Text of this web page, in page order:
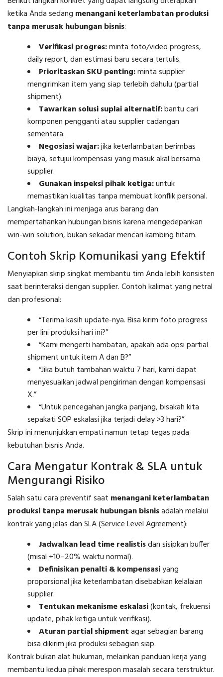
ketika Anda sedang menangani keterlambatan produksi
tanpa merusak hubungan bisnis:
Verifikasi progres:minta foto/video progress,
daily report, dan estimasi baru secara tertulis.
Prioritaskan SKU penting:minta supplier
mengirimkan item yang siap terlebih dahulu (partial
shipment).
Tawarkan solusi suplai alternatif:bantu cari
komponen pengganti atau supplier cadangan
sementara.
Negosiasi wajar:jika keterlambatan berimbas
biaya, setujui kompensasi yang masuk akal bersama
supplier.
Gunakan inspeksi pihak ketiga:untuk
memastikan kualitas tanpa membuat konflik personal.
Langkah-langkah ini menjaga arus barang dan
mempertahankan hubungan bisnis karena mengedepankan
win-win solution, bukan sekadar mencari kambing hitam.
Contoh Skrip Komunikasi yang Efektif
Menyiapkan skrip singkat membantu tim Anda lebih konsisten
saat berinteraksi dengan supplier. Contoh kalimat yang netral
dan profesional:
“Terima kasih update-nya. Bisa kirim foto progress
per lini produksi hari ini?”
“Kami mengerti hambatan, apakah ada opsi partial
shipment untuk item A dan B?”
“Jika butuh tambahan waktu 7 hari, kami dapat
menyesuaikan jadwal pengiriman dengan kompensasi
X.”
“Untuk pencegahan jangka panjang, bisakah kita
sepakati SOP eskalasi jika terjadi delay >3 hari?”
Skrip ini menunjukkan empati namun tetap tegas pada
kebutuhan bisnis Anda.
Cara Mengatur Kontrak & SLA untuk
Mengurangi Risiko
Salah satu cara preventif saat menangani keterlambatan
produksi tanpa merusak hubungan bisnisadalah melalui
kontrak yang jelas dan SLA (Service Level Agreement):
Jadwalkan lead time realistisdan sisipkan buffer
(misal +10–20% waktu normal).
Definisikan penalti & kompensasiyang
proporsional jika keterlambatan disebabkan kelalaian
supplier.
Tentukan mekanisme eskalasi(kontak, frekuensi
update, pihak ketiga untuk verifikasi).
Aturan partial shipmentagar sebagian barang
bisa dikirim jika produksi sebagian siap.
Kontrak bukan alat hukuman, melainkan panduan kerja yang
membantu kedua pihak merespon masalah secara terstruktur.